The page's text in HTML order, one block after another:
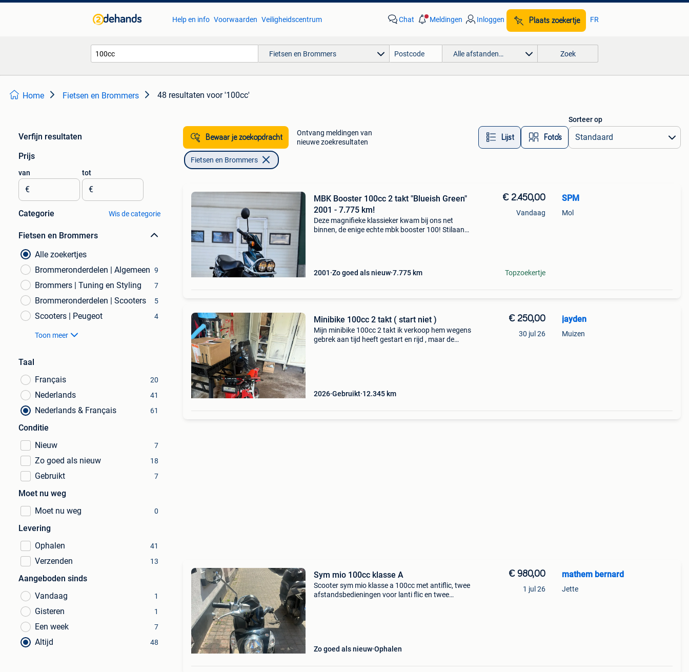
Help en info Voorwaarden Veiligheidscentrum Chat Meldingen Inloggen Plaats zoekertje FR
Fietsen en Brommers Alle afstanden… Zoek
Home Fietsen en Brommers 48 resultaten voor '100cc'
Verfijn resultaten
Prijs
van
€
tot
€
Categorie Wis de categorie
Fietsen en Brommers
Alle zoekertjes
Brommeronderdelen | Algemeen 9
Brommers | Tuning en Styling 7
Brommeronderdelen | Scooters 5
Scooters | Peugeot 4
Toon meer
Taal
Français
20
Nederlands 41
Nederlands & Français 61
Conditie
Nieuw
7
Zo goed als nieuw 18
Gebruikt 7
Moet nu weg
Moet nu weg
0
Levering
Ophalen
41
Verzenden 13
Aangeboden sinds
Vandaag
1
Gisteren 1
Een week 7
Altijd 48
Bewaar je zoekopdracht
Ontvang meldingen van
nieuwe zoekresultaten
Lijst Foto’s
Sorteer op
Fietsen en Brommers
MBK Booster 100cc 2 takt "Blueish Green"
2001 - 7.775 km!
Deze magnifieke klassieker kwam bij ons net
binnen, de enige echte mbk booster 100! Stilaan
2001 Zo goed als nieuw 7.775 km
€ 2.450,00
Vandaag
Topzoekertje
SPM
Mol
Minibike 100cc 2 takt ( start niet )
Mijn minibike 100cc 2 takt ik verkoop hem wegens
gebrek aan tijd heeft gestart en rijd , maar de
2026 Gebruikt 12.345 km
€ 250,00
30 jul 26
jayden
Muizen
Sym mio 100cc klasse A
Scooter sym mio klasse a 100cc met antiflic, twee
afstandsbedieningen voor lanti flic en twee
Zo goed als nieuw Ophalen
€ 980,00
1 jul 26
mathem bernard
Jette